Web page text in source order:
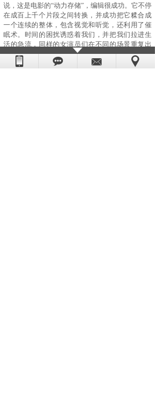
说，这是电影的“动力存储”，编辑很成功。它不停
在成百上千个片段之间转换，并成功把它糅合成
一个连续的整体，包含视觉和听觉，还利用了催
眠术。时间的困扰诱惑着我们，并把我们拉进生
活的急流，同样的女演员们在不同的场景重复出
现，但是我们看到的却是她们随着时间的推移而
变老。总会发生一些事情- 中午你的紧张感会达到